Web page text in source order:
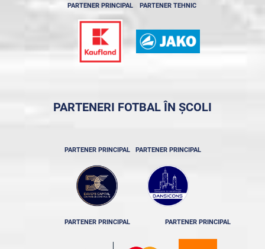
PARTENER PRINCIPAL PARTENER TEHNIC
PARTENERI FOTBAL ÎN ȘCOLI
PARTENER PRINCIPAL PARTENER PRINCIPAL
PARTENER PRINCIPAL PARTENER PRINCIPAL